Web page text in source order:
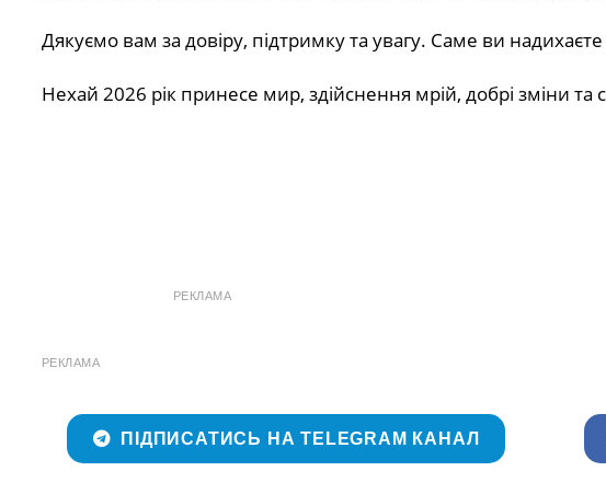
Дякуємо вам за довіру, підтримку та увагу. Саме ви
Нехай 2026 рік принесе мир, здійснення мрій, добрі зміни та
РЕКЛАМА
РЕКЛАМА
ПІДПИСАТИСЬ НА TELEGRAM КАНАЛ